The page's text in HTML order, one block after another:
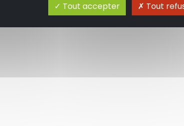
Tout accepter
Tout